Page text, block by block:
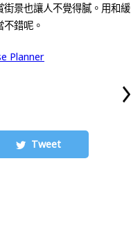
景也讓人不覺得膩。用和緩
錯呢。
Planner
Tweet